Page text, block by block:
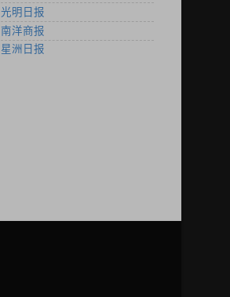
光明日报
南洋商报
星洲日报